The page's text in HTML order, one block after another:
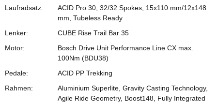
Laufradsatz:
ACID Pro 30, 32/32 Spokes, 15x110 mm/12x148
mm, Tubeless Ready
Lenker:
CUBE Rise Trail Bar 35
Motor:
Bosch Drive Unit Performance Line CX max.
100Nm (BDU38)
Pedale:
ACID PP Trekking
Rahmen:
Aluminium Superlite, Gravity Casting Technology,
Agile Ride Geometry, Boost148, Fully Integrated